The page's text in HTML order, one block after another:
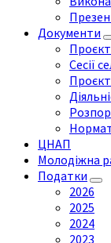
Документи
Сесії
ЦНАП
Молодіжна
Податки
2026
2025
2024
2023